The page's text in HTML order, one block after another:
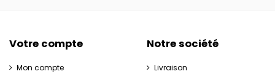
Votre compte
Mon compte
Notre société
Livraison